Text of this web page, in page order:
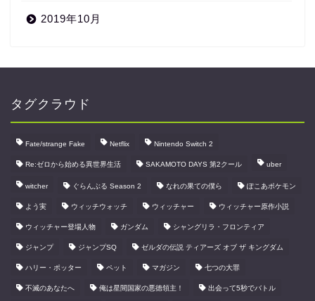
2019年10月
タグクラウド
Fate/strange Fake Netflix Nintendo Switch 2
Re:ゼロから始める異世界生活 SAKAMOTO DAYS 第2クール uber
witcher ぐらんぶる Season 2 なれの果ての僕ら ぽこあポケモン
よう実 ウィッチウォッチ ウィッチャー ウィッチャー原作小説
ウィッチャー登場人物 ガンダム シャングリラ・フロンティア
ジャンプ ジャンプSQ ゼルダの伝説 ティアーズ オブ ザ キングダム
ハリー・ポッター ペット マガジン 七つの大罪
不滅のあなたへ 俺は星間国家の悪徳領主！ 出会って5秒でバトル